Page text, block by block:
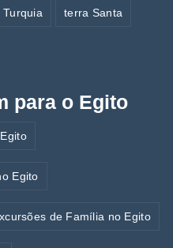
Turquia terra Santa
para o Egito
Egito
de Família no Egito